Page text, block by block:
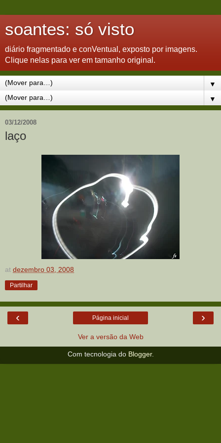
soantes: só visto
diário fragmentado e conVentual, exposto por imagens.
Clique nelas para ver em tamanho original.
▼
▼
03/12/2008
laço
at dezembro 03, 2008
Partilhar
‹ ›
Página inicial
Ver a versão da Web
Com tecnologia do Blogger.